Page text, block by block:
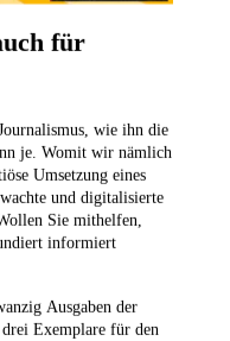
Basiszinssatz.
nachzuweisen, dass ein
zumindest wesentlich
Untergangs oder
geht in dem Zeitpunkt
Schuldnerverzug
die Wahl, ob die
Ersatzlieferung erfolgen soll.
für
wie ihn die
je. Womit wir nämlich
Umsetzung eines
und digitalisierte
Sie mithelfen,
informiert
Ausgaben der
Exemplare für den